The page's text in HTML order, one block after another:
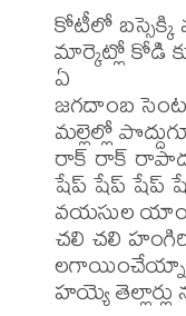
కోటీలో
మార్కెట్లో కోడి
ఏ
జగదాంబ
మల్లెల్లో
రాక్ రాక్
షేప్ షేప్ షేప్
వయసుల
చలి చలి
హయ్యె